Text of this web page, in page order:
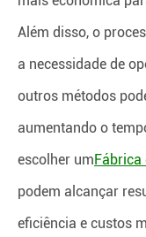
Além disso, o
a necessidade de
outros métodos
aumentando o
escolher umFábrica
podem alcançar
eficiência e custos